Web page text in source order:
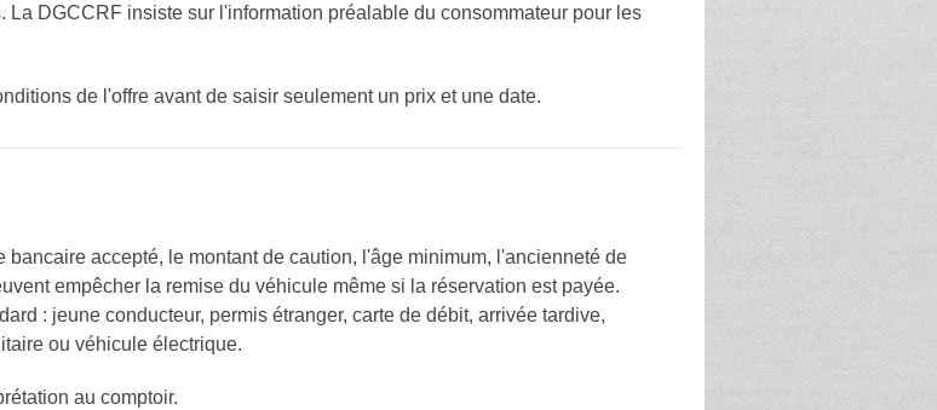
DGCCRF insiste sur l'information préalable du consommateur pour les
de l'offre avant de saisir seulement un prix et une date.
accepté, le montant de caution, l'âge minimum, l'ancienneté de
empêcher la remise du véhicule même si la réservation est payée.
: jeune conducteur, permis étranger, carte de débit, arrivée tardive,
ou véhicule électrique.
au comptoir.